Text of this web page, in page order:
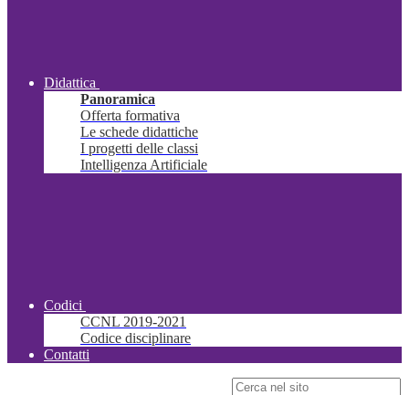
Didattica
Panoramica
Offerta formativa
Le schede didattiche
I progetti delle classi
Intelligenza Artificiale
Codici
CCNL 2019-2021
Codice disciplinare
Contatti